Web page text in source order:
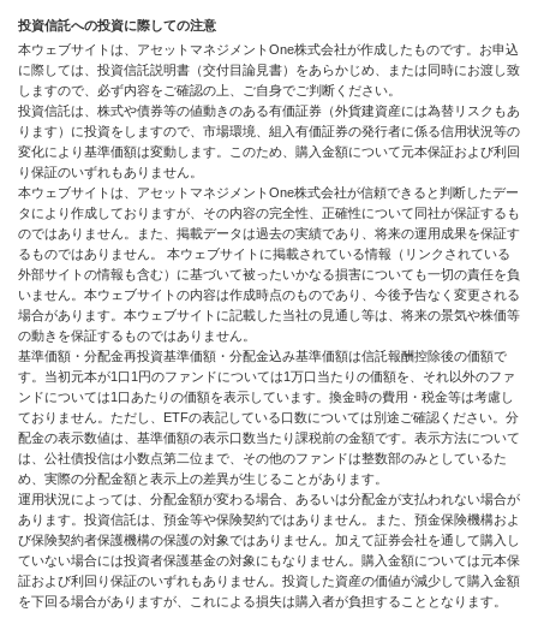
投資信託への投資に際しての注意
本ウェブサイトは、アセットマネジメントOne株式会社が作成したものです。お申込
に際しては、投資信託説明書（交付目論見書）をあらかじめ、または同時にお渡し致
しますので、必ず内容をご確認の上、ご自身でご判断ください。
投資信託は、株式や債券等の値動きのある有価証券（外貨建資産には為替リスクもあ
ります）に投資をしますので、市場環境、組入有価証券の発行者に係る信用状況等の
変化により基準価額は変動します。このため、購入金額について元本保証および利回
り保証のいずれもありません。
本ウェブサイトは、アセットマネジメントOne株式会社が信頼できると判断したデー
タにより作成しておりますが、その内容の完全性、正確性について同社が保証するも
のではありません。また、掲載データは過去の実績であり、将来の運用成果を保証す
るものではありません。 本ウェブサイトに掲載されている情報（リンクされている
外部サイトの情報も含む）に基づいて被ったいかなる損害についても一切の責任を負
いません。本ウェブサイトの内容は作成時点のものであり、今後予告なく変更される
場合があります。本ウェブサイトに記載した当社の見通し等は、将来の景気や株価等
の動きを保証するものではありません。
基準価額・分配金再投資基準価額・分配金込み基準価額は信託報酬控除後の価額で
す。当初元本が1口1円のファンドについては1万口当たりの価額を、それ以外のファ
ンドについては1口あたりの価額を表示しています。換金時の費用・税金等は考慮し
ておりません。ただし、ETFの表記している口数については別途ご確認ください。分
配金の表示数値は、基準価額の表示口数当たり課税前の金額です。表示方法について
は、公社債投信は小数点第二位まで、その他のファンドは整数部のみとしているた
め、実際の分配金額と表示上の差異が生じることがあります。
運用状況によっては、分配金額が変わる場合、あるいは分配金が支払われない場合が
あります。投資信託は、預金等や保険契約ではありません。また、預金保険機構およ
び保険契約者保護機構の保護の対象ではありません。加えて証券会社を通して購入し
ていない場合には投資者保護基金の対象にもなりません。購入金額については元本保
証および利回り保証のいずれもありません。投資した資産の価値が減少して購入金額
を下回る場合がありますが、これによる損失は購入者が負担することとなります。